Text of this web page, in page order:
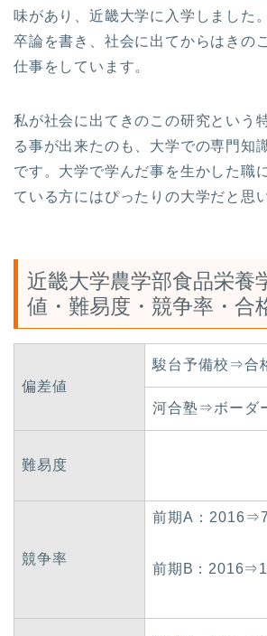
味があり、近畿大学に入学しました
卒論を書き、社会に出てからはきの
仕事をしています。
私が社会に出てきのこの研究という
る事が出来たのも、大学での専門知
です。大学で学んだ事を生かした職
ている方にはぴったりの大学だと思
近畿大学農学部食品栄養
値・難易度・競争率・合
偏差値
駿台予備校⇒合
河合塾⇒ボーダ
難易度
競争率
前期A：
前期B：